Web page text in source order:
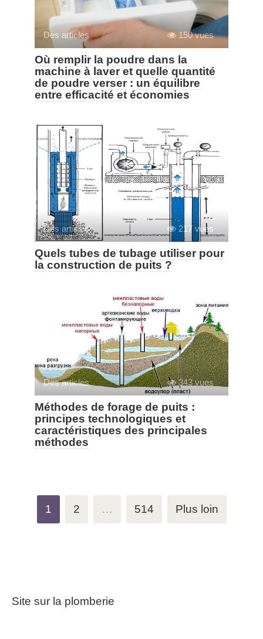
Des articles 150 vues
Où remplir la poudre dans la
machine à laver et quelle quantité
de poudre verser : un équilibre
entre efficacité et économies
Des articles 217 vues
Quels tubes de tubage utiliser pour
la construction de puits ?
Des articles 343 vues
Méthodes de forage de puits :
principes technologiques et
caractéristiques des principales
méthodes
Navigation
1 2 … 514 Plus loin
Site sur la plomberie